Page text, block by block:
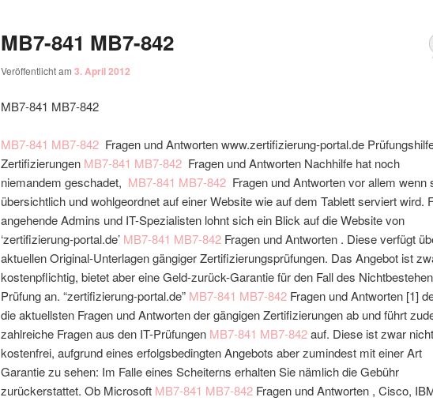
MB7-841 MB7-842
Veröffentlicht am 3. April 2012
MB7-841 MB7-842
MB7-841 MB7-842 Fragen und Antworten www.zertifizierung-portal.de
Zertifizierungen MB7-841 MB7-842 Fragen und Antworten Nachhilfe hat noch
niemandem geschadet, MB7-841 MB7-842 Fragen und Antworten vor allem wenn
übersichtlich und wohlgeordnet auf einer Website wie auf dem Tablett serviert wird.
angehende Admins und IT-Spezialisten lohnt sich ein Blick auf die Website von
‘zertifizierung-portal.de’ MB7-841 MB7-842 Fragen und Antworten . Diese verfügt
aktuellen Original-Unterlagen gängiger Zertifizierungsprüfungen. Das Angebot ist
kostenpflichtig, bietet aber eine Geld-zurück-Garantie für den Fall des
Prüfung an. “zertifizierung-portal.de” MB7-841 MB7-842 Fragen und Antworten [1]
die aktuellsten Fragen und Antworten der gängigen Zertifizierungen ab und führt
zahlreiche Fragen aus den IT-Prüfungen MB7-841 MB7-842auf. Diese ist zwar nicht
kostenfrei, aufgrund eines erfolgsbedingten Angebots aber zumindest mit einer Art
Garantie zu sehen: Im Falle eines Scheiterns erhalten Sie nämlich die Gebühr
zurückerstattet. Ob Microsoft MB7-841 MB7-842 Fragen und Antworten , Cisco,